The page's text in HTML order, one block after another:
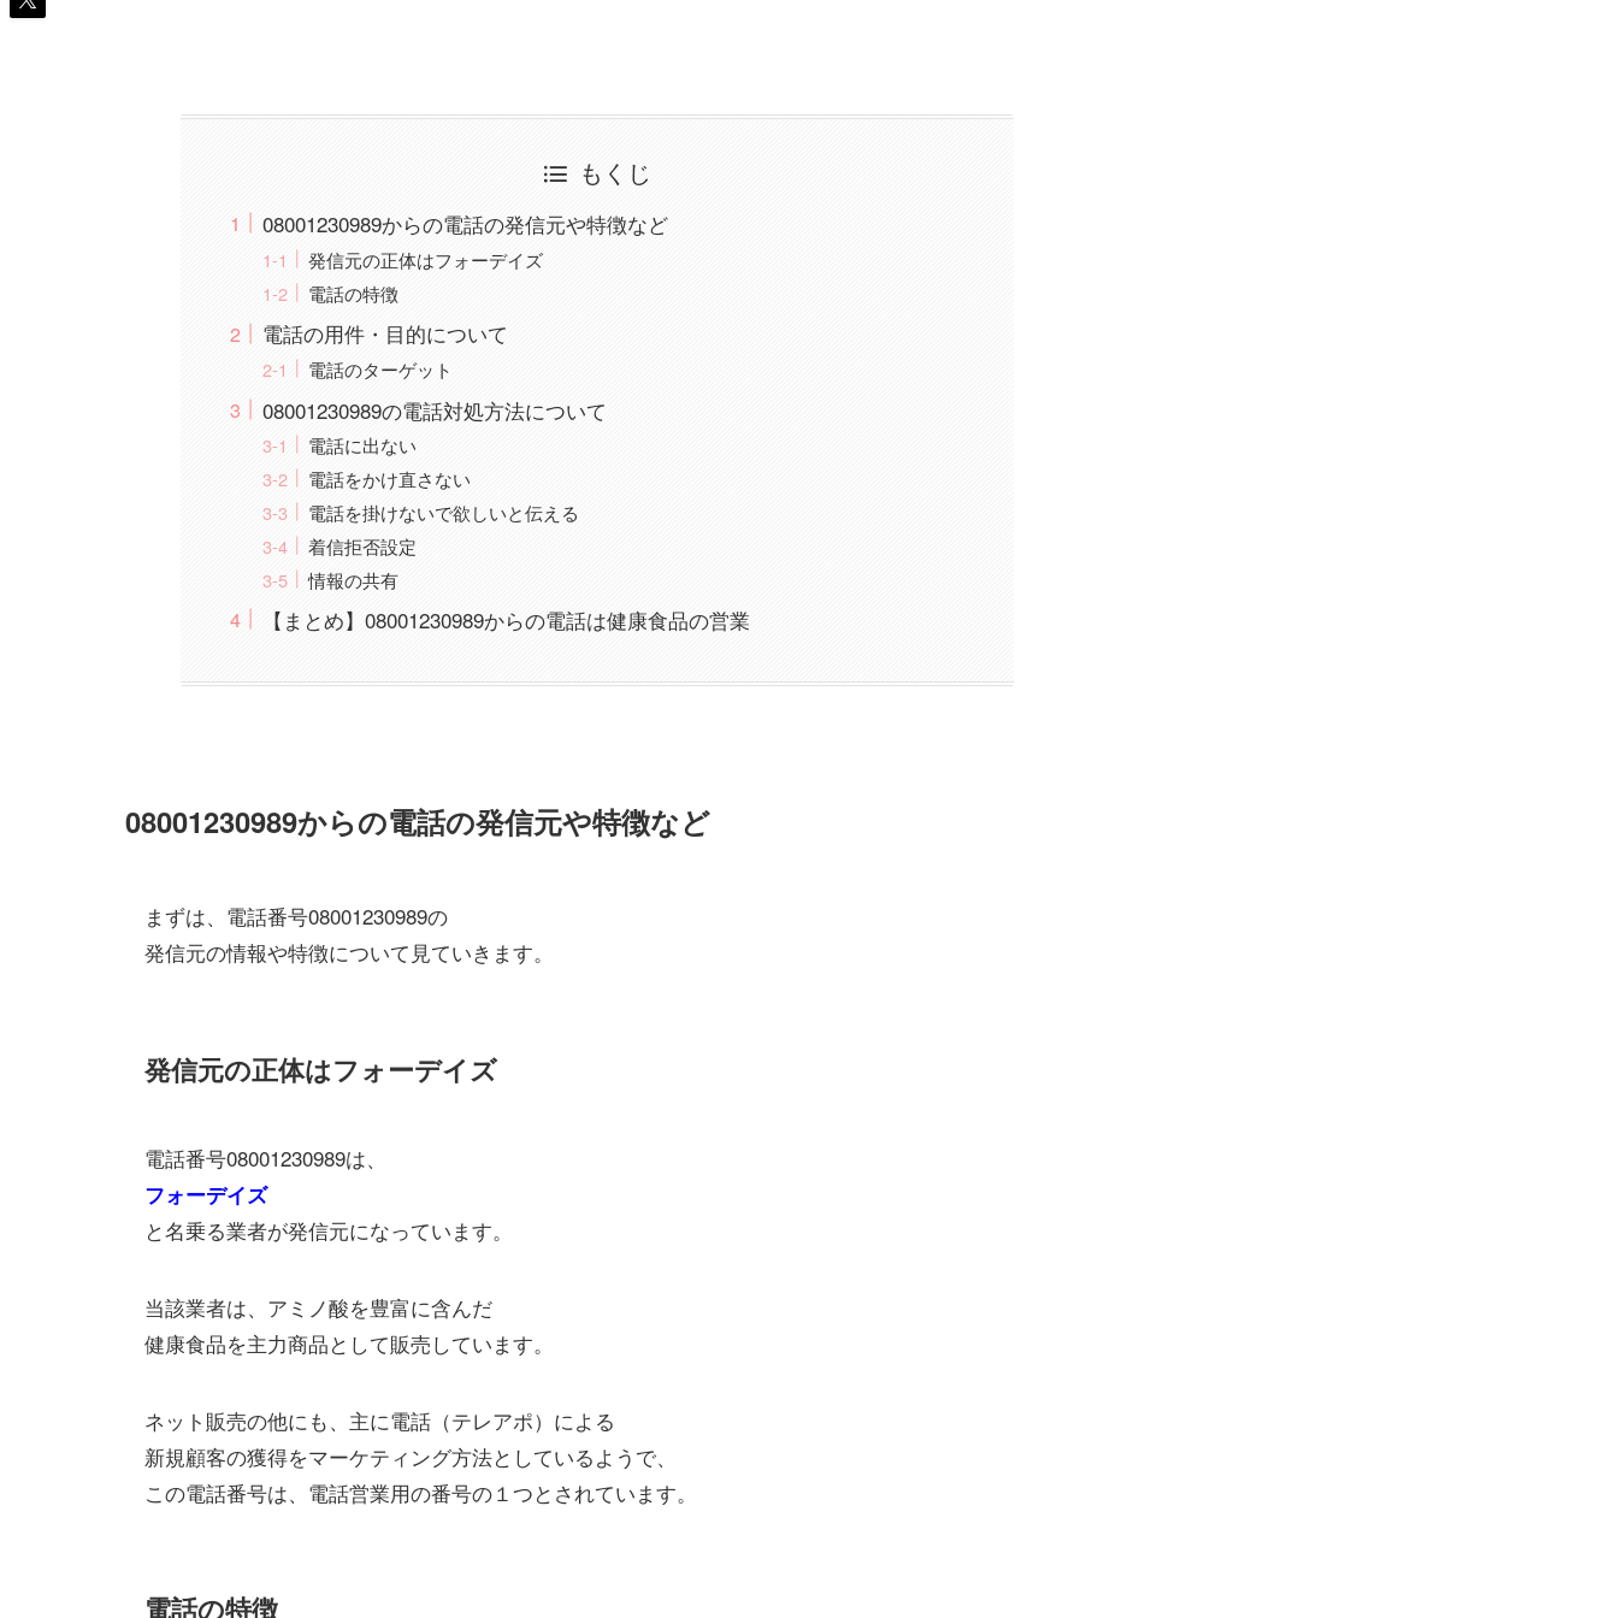
もくじ
08001230989からの電話の発信元や特徴など
発信元の正体はフォーデイズ
電話の特徴
電話の用件・目的について
電話のターゲット
08001230989の電話対処方法について
電話に出ない
電話をかけ直さない
電話を掛けないで欲しいと伝える
着信拒否設定
情報の共有
【まとめ】08001230989からの電話は健康食品の営業
08001230989からの電話の発信元や特徴など
まずは、電話番号08001230989の
発信元の情報や特徴について見ていきます。
発信元の正体はフォーデイズ
電話番号08001230989は、
フォーデイズ
と名乗る業者が発信元になっています。
当該業者は、アミノ酸を豊富に含んだ
健康食品を主力商品として販売しています。
ネット販売の他にも、主に電話（テレアポ）による
新規顧客の獲得をマーケティング方法としているようで、
この電話番号は、電話営業用の番号の１つとされています。
電話の特徴